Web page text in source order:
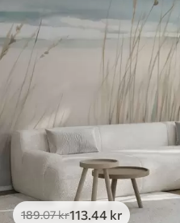
448 .33 269.00kr/m²
Premium vinyl
516 /m²
Peel and Stick
666 .67400.00kr
189.07kr113 .44 kr